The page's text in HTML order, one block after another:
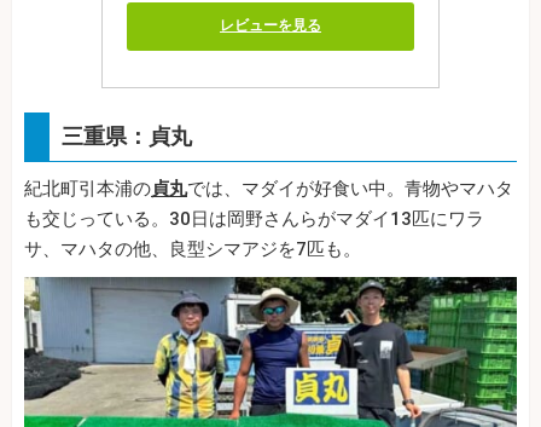
レビューを見る
三重県：貞丸
紀北町引本浦の貞丸では、マダイが好食い中。青物やマハタ
も交じっている。30日は岡野さんらがマダイ13匹にワラ
サ、マハタの他、良型シマアジを7匹も。